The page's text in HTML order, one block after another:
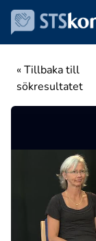
« Tillbaka till
sökresultatet